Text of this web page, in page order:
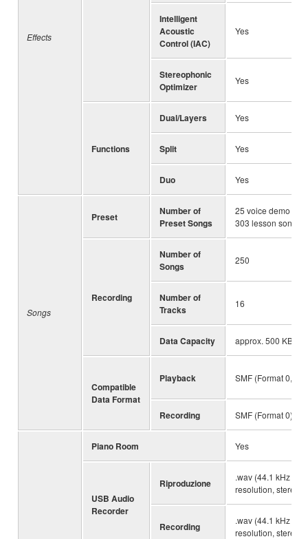
Effects
Intelligent
Acoustic
Control (IAC)
Yes
Stereophonic
Optimizer
Yes
Functions
Dual/Layers Yes
Split Yes
Duo Yes
Songs
Preset
Number of
Preset Songs
25 voice demo
303 lesson songs
Recording
Number of
Songs
250
Number of
Tracks
16
Data Capacity approx. 500 KB/
Compatible
Data Format
Playback SMF (Format 0,
Recording SMF (Format 0)
Piano Room Yes
USB Audio
Recorder
Riproduzione
.wav (44.1 kHz
resolution, stereo)
Recording
.wav (44.1 kHz
resolution, stereo)